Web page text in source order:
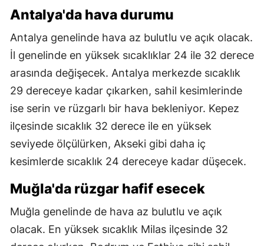
Antalya'da hava durumu
Antalya genelinde hava az bulutlu ve açık olacak.
İl genelinde en yüksek sıcaklıklar 24 ile 32 derece
arasında değişecek. Antalya merkezde sıcaklık
29 dereceye kadar çıkarken, sahil kesimlerinde
ise serin ve rüzgarlı bir hava bekleniyor. Kepez
ilçesinde sıcaklık 32 derece ile en yüksek
seviyede ölçülürken, Akseki gibi daha iç
kesimlerde sıcaklık 24 dereceye kadar düşecek.
Muğla'da rüzgar hafif esecek
Muğla genelinde de hava az bulutlu ve açık
olacak. En yüksek sıcaklık Milas ilçesinde 32